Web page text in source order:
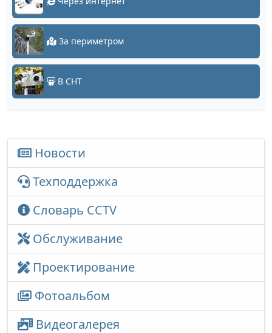
За периметром
В СНТ
Новости
Техподдержка
Словарь CCTV
Обслуживание
Проектирование
Фотоальбом
Видеогалерея